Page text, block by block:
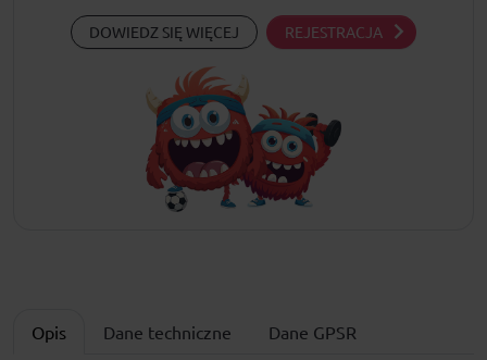
DOWIEDZ SIĘ WIĘCEJ REJESTRACJA
Opis Dane techniczne Dane GPSR